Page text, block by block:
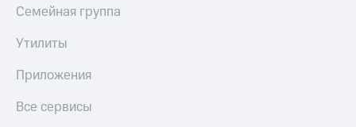
Семейная группа
Утилиты
Приложения
Все сервисы